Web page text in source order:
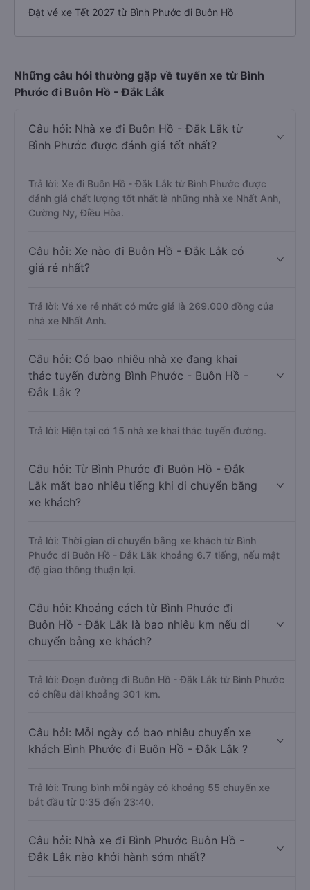
Đặt vé xe Tết 2027 từ Bình Phước đi Buôn Hồ
Những câu hỏi thường gặp về tuyến xe từ Bình
Phước đi Buôn Hồ - Đắk Lắk
Câu hỏi: Nhà xe đi Buôn Hồ - Đắk Lắk từ
Bình Phước được đánh giá tốt nhất?
Trả lời: Xe đi Buôn Hồ - Đắk Lắk từ Bình Phước được
đánh giá chất lượng tốt nhất là những nhà xe Nhất Anh,
Cường Ny, Điều Hòa.
Câu hỏi: Xe nào đi Buôn Hồ - Đắk Lắk có
giá rẻ nhất?
Trả lời: Vé xe rẻ nhất có mức giá là 269.000 đồng của
nhà xe Nhất Anh.
Câu hỏi: Có bao nhiêu nhà xe đang khai
thác tuyến đường Bình Phước - Buôn Hồ -
Đắk Lắk ?
Trả lời: Hiện tại có 15 nhà xe khai thác tuyến đường.
Câu hỏi: Từ Bình Phước đi Buôn Hồ - Đắk
Lắk mất bao nhiêu tiếng khi di chuyển bằng
xe khách?
Trả lời: Thời gian di chuyển bằng xe khách từ Bình
Phước đi Buôn Hồ - Đắk Lắk khoảng 6.7 tiếng, nếu mật
độ giao thông thuận lợi.
Câu hỏi: Khoảng cách từ Bình Phước đi
Buôn Hồ - Đắk Lắk là bao nhiêu km nếu di
chuyển bằng xe khách?
Trả lời: Đoạn đường đi Buôn Hồ - Đắk Lắk từ Bình Phước
có chiều dài khoảng 301 km.
Câu hỏi: Mỗi ngày có bao nhiêu chuyến xe
khách Bình Phước đi Buôn Hồ - Đắk Lắk ?
Trả lời: Trung bình mỗi ngày có khoảng 55 chuyến xe
bắt đầu từ 0:35 đến 23:40.
Câu hỏi: Nhà xe đi Bình Phước Buôn Hồ -
Đắk Lắk nào khởi hành sớm nhất?